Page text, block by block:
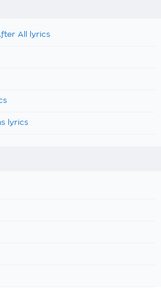
All lyrics
lyrics